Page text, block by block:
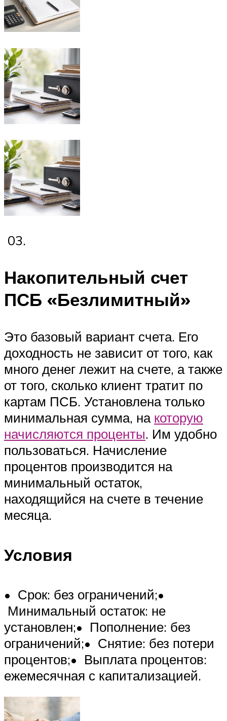
03.
Накопительный счет
ПСБ «Безлимитный»
Это базовый вариант счета. Его
доходность не зависит от того, как
много денег лежит на счете, а также
от того, сколько клиент тратит по
картам ПСБ. Установлена только
минимальная сумма, на которую
начисляются проценты. Им удобно
пользоваться. Начисление
процентов производится на
минимальный остаток,
находящийся на счете в течение
месяца.
Условия
• Срок: без ограничений;•
Минимальный остаток: не
установлен;• Пополнение: без
ограничений;• Снятие: без потери
процентов;• Выплата процентов:
ежемесячная с капитализацией.